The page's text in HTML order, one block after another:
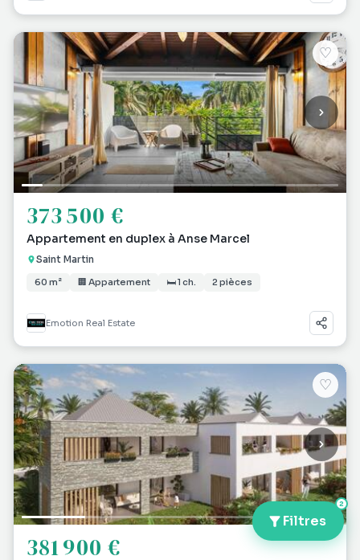
Filtres
2
♡
373 500 €
Appartement en duplex à Anse Marcel
Saint Martin
60 m² 🏢 Appartement 🛏 1 ch. 2 pièces
Emotion Real Estate
♡
381 900 €